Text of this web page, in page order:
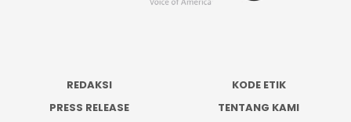
REDAKSI
KODE ETIK
PRESS RELEASE
TENTANG KAMI